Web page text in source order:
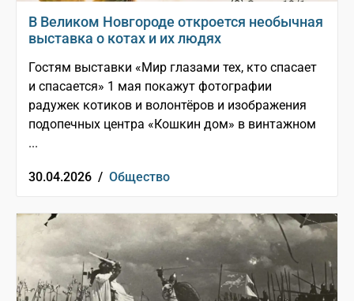
В Великом Новгороде откроется необычная
выставка о котах и их людях
Гостям выставки «Мир глазами тех, кто спасает
и спасается» 1 мая покажут фотографии
радужек котиков и волонтёров и изображения
подопечных центра «Кошкин дом» в винтажном
...
30.04.2026 / Общество